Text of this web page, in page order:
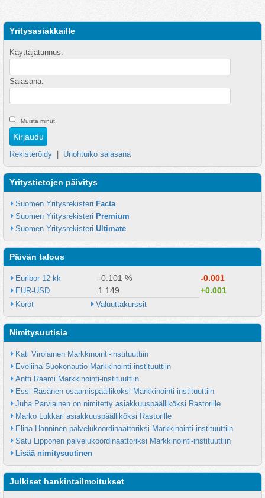
Yritysasiakkaille
Käyttäjätunnus:
Salasana:
Muista minut
Rekisteröidy Unohtuiko salasana
Yritystietojen päivitys
Suomen Yritysrekisteri Facta
Suomen Yritysrekisteri Premium
Suomen Yritysrekisteri Ultimate
Päivän talous
Euribor 12 kk -0.101 % -0.001
EUR-USD 1.149 +0.001
Korot Valuuttakurssit
Nimitysuutisia
Kati Virolainen Markkinointi-instituuttiin
Eveliina Suokonautio Markkinointi-instituuttiin
Antti Raami Markkinointi-instituuttiin
Essi Räsänen osaamispäälliköksi Markkinointi-instituuttiin
Juha Parviainen on nimitetty asiakkuuspäälliköksi Rastorille
Marko Lukkari asiakkuuspäälliköksi Rastorille
Elina Hänninen palvelukoordinaattoriksi Markkinointi-instituuttiin
Satu Lipponen palvelukoordinaattoriksi Markkinointi-instituuttiin
Lisää nimitysuutinen
Julkiset hankintailmoitukset